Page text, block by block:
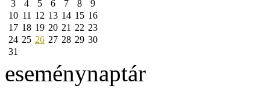
3
4 5 6 7 8
9
10 11 12 13 14 15 16
17 18 19 20 21 22 23
24 25 26 27 28 29 30
31
eseménynaptár